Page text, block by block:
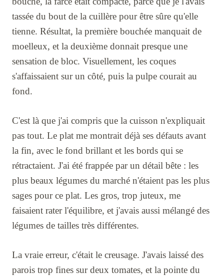
tassée du bout de la cuillère pour être sûre qu'elle
tienne. Résultat, la première bouchée manquait de
moelleux, et la deuxième donnait presque une
sensation de bloc. Visuellement, les coques
s'affaissaient sur un côté, puis la pulpe courait au
fond.
C'est là que j'ai compris que la cuisson n'expliquait
pas tout. Le plat me montrait déjà ses défauts avant
la fin, avec le fond brillant et les bords qui se
rétractaient. J'ai été frappée par un détail bête : les
plus beaux légumes du marché n'étaient pas les plus
sages pour ce plat. Les gros, trop juteux, me
faisaient rater l'équilibre, et j'avais aussi mélangé des
légumes de tailles très différentes.
La vraie erreur, c'était le creusage. J'avais laissé des
parois trop fines sur deux tomates, et la pointe du